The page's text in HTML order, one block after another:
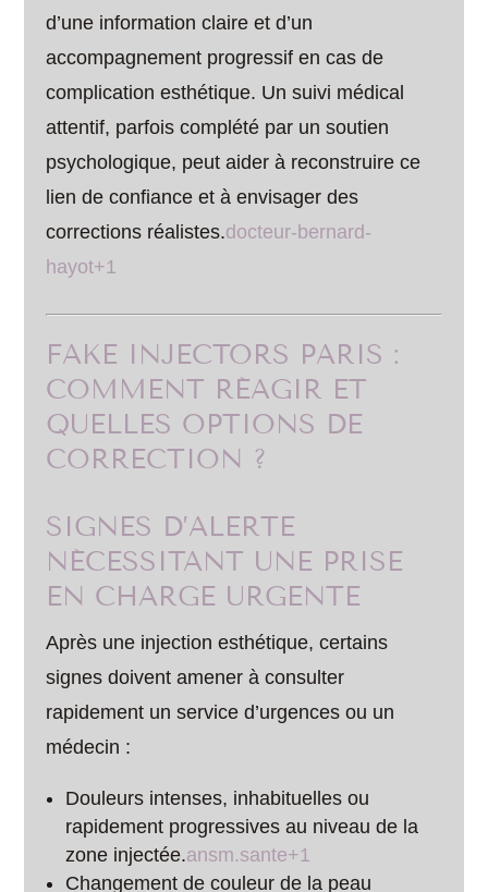
d’une information claire et d’un
accompagnement progressif en cas de
complication esthétique. Un suivi médical
attentif, parfois complété par un soutien
psychologique, peut aider à reconstruire ce
lien de confiance et à envisager des
corrections réalistes.docteur-bernard-
hayot+1
FAKE INJECTORS PARIS :
COMMENT RÉAGIR ET
QUELLES OPTIONS DE
CORRECTION ?
SIGNES D’ALERTE
NÉCESSITANT UNE PRISE
EN CHARGE URGENTE
Après une injection esthétique, certains
signes doivent amener à consulter
rapidement un service d’urgences ou un
médecin :
Douleurs intenses, inhabituelles ou
rapidement progressives au niveau de la
zone injectée.ansm.sante+1
Changement de couleur de la peau